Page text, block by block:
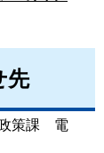
先
政策課 電